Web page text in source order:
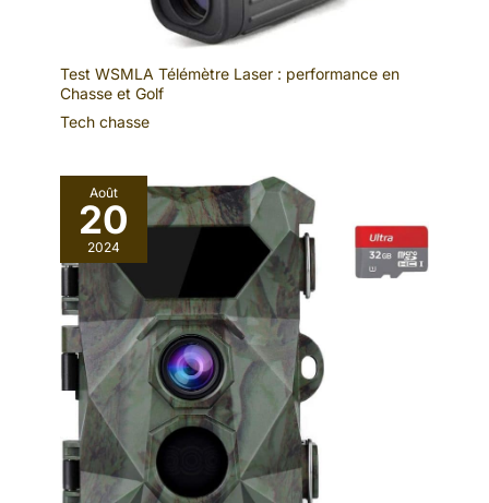
Test WSMLA Télémètre Laser : performance en
Chasse et Golf
Tech chasse
Août
20
2024